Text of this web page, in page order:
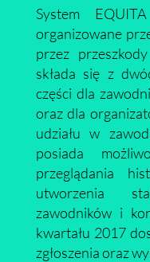
System
organizowane
przez
składa się z
części dla
oraz dla
udziału w
posiada
przeglądania
utworzenia
zawodników i
kwartału 2017
zgłoszenia oraz